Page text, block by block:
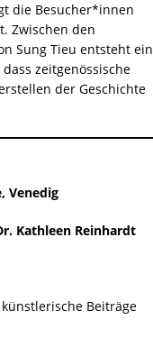
die Besucher*innen
Zwischen den
Sung Tieu entsteht ein
zeitgenössische
der Geschichte
Venedig
Kathleen Reinhardt
Beiträge